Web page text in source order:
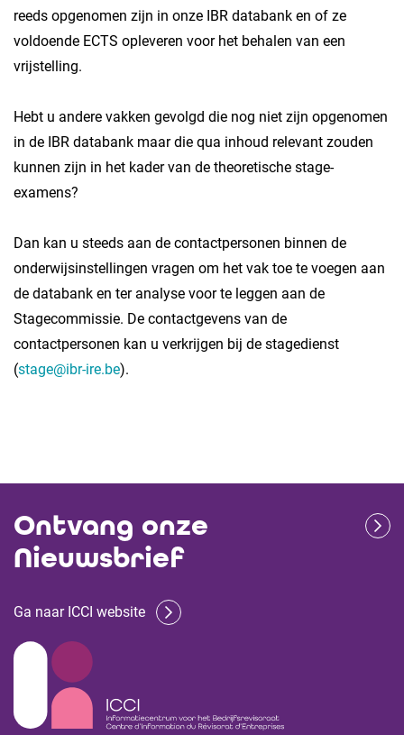
reeds opgenomen zijn in onze IBR databank en of ze
voldoende ECTS opleveren voor het behalen van een
vrijstelling.
Hebt u andere vakken gevolgd die nog niet zijn opgenomen
in de IBR databank maar die qua inhoud relevant zouden
kunnen zijn in het kader van de theoretische stage-
examens?
Dan kan u steeds aan de contactpersonen binnen de
onderwijsinstellingen vragen om het vak toe te voegen aan
de databank en ter analyse voor te leggen aan de
Stagecommissie. De contactgevens van de
contactpersonen kan u verkrijgen bij de stagedienst
(stage@ibr-ire.be).
Ontvang onze
Nieuwsbrief
Ga naar ICCI website